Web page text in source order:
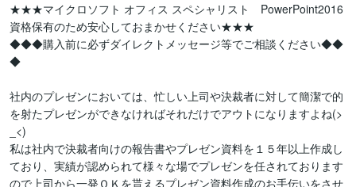
★★★マイクロソフト オフィス スペシャリスト　PowerPoint2016
資格保有のため安心しておまかせください★★★
◆◆◆購入前に必ずダイレクトメッセージ等でご相談ください◆◆
◆
社内のプレゼンにおいては、忙しい上司や決裁者に対して簡潔で的
を射たプレゼンができなければそれだけでアウトになりますよね(>
_<)
私は社内で決裁者向けの報告書やプレゼン資料を１５年以上作成し
ており、実績が認められて様々な場でプレゼンを任されております
ので上司から一発ＯＫを貰えるプレゼン資料作成のお手伝いをさせ